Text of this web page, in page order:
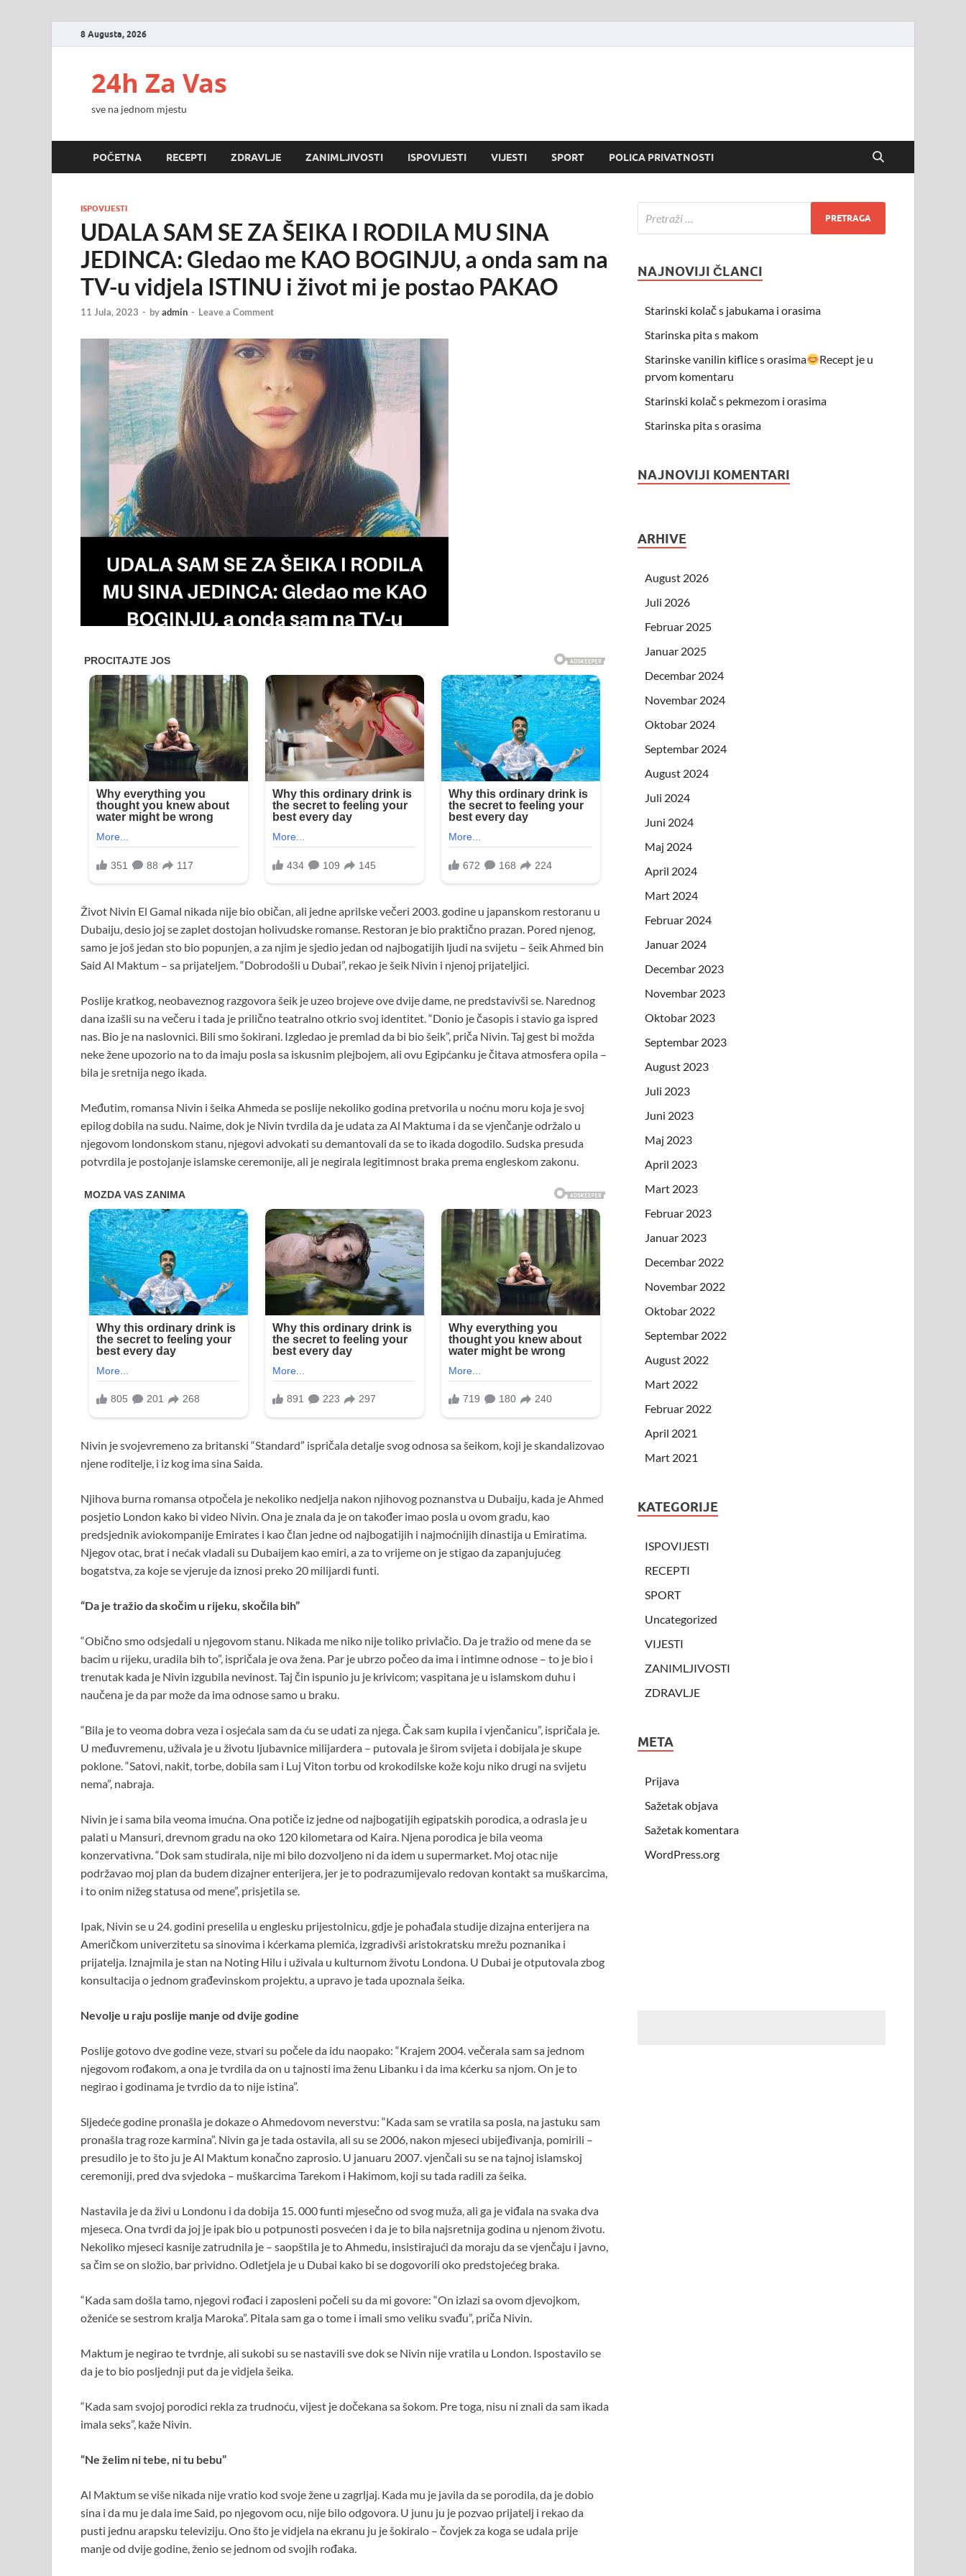
8 Augusta, 2026
24h Za Vas
sve na jednom mjestu
POČETNA RECEPTI ZDRAVLJE ZANIMLJIVOSTI ISPOVIJESTI VIJESTI SPORT POLICA PRIVATNOSTI
ISPOVIJESTI
UDALA SAM SE ZA ŠEIKA I RODILA MU SINA
JEDINCA: Gledao me KAO BOGINJU, a onda sam na
TV-u vidjela ISTINU i život mi je postao PAKAO
11 Jula, 2023 - byadmin - Leave a Comment
Život Nivin El Gamal nikada nije bio običan, ali jedne aprilske večeri 2003. godine u japanskom restoranu u
Dubaiju, desio joj se zaplet dostojan holivudske romanse. Restoran je bio praktično prazan. Pored njenog,
samo je još jedan sto bio popunjen, a za njim je sjedio jedan od najbogatijih ljudi na svijetu – šeik Ahmed bin
Said Al Maktum – sa prijateljem. “Dobrodošli u Dubai”, rekao je šeik Nivin i njenoj prijateljici.
Poslije kratkog, neobaveznog razgovora šeik je uzeo brojeve ove dvije dame, ne predstavivši se. Narednog
dana izašli su na večeru i tada je prilično teatralno otkrio svoj identitet. “Donio je časopis i stavio ga ispred
nas. Bio je na naslovnici. Bili smo šokirani. Izgledao je premlad da bi bio šeik”, priča Nivin. Taj gest bi možda
neke žene upozorio na to da imaju posla sa iskusnim plejbojem, ali ovu Egipćanku je čitava atmosfera opila –
bila je sretnija nego ikada.
Međutim, romansa Nivin i šeika Ahmeda se poslije nekoliko godina pretvorila u noćnu moru koja je svoj
epilog dobila na sudu. Naime, dok je Nivin tvrdila da je udata za Al Maktuma i da se vjenčanje održalo u
njegovom londonskom stanu, njegovi advokati su demantovali da se to ikada dogodilo. Sudska presuda
potvrdila je postojanje islamske ceremonije, ali je negirala legitimnost braka prema engleskom zakonu.
Nivin je svojevremeno za britanski “Standard” ispričala detalje svog odnosa sa šeikom, koji je skandalizovao
njene roditelje, i iz kog ima sina Saida.
Njihova burna romansa otpočela je nekoliko nedjelja nakon njihovog poznanstva u Dubaiju, kada je Ahmed
posjetio London kako bi video Nivin. Ona je znala da je on također imao posla u ovom gradu, kao
predsjednik aviokompanije Emirates i kao član jedne od najbogatijih i najmoćnijih dinastija u Emiratima.
Njegov otac, brat i nećak vladali su Dubaijem kao emiri, a za to vrijeme on je stigao da zapanjujućeg
bogatstva, za koje se vjeruje da iznosi preko 20 milijardi funti.
“Da je tražio da skočim u rijeku, skočila bih”
“Obično smo odsjedali u njegovom stanu. Nikada me niko nije toliko privlačio. Da je tražio od mene da se
bacim u rijeku, uradila bih to”, ispričala je ova žena. Par je ubrzo počeo da ima i intimne odnose – to je bio i
trenutak kada je Nivin izgubila nevinost. Taj čin ispunio ju je krivicom; vaspitana je u islamskom duhu i
naučena je da par može da ima odnose samo u braku.
“Bila je to veoma dobra veza i osjećala sam da ću se udati za njega. Čak sam kupila i vjenčanicu”, ispričala je.
U međuvremenu, uživala je u životu ljubavnice milijardera – putovala je širom svijeta i dobijala je skupe
poklone. “Satovi, nakit, torbe, dobila sam i Luj Viton torbu od krokodilske kože koju niko drugi na svijetu
nema”, nabraja.
Nivin je i sama bila veoma imućna. Ona potiče iz jedne od najbogatijih egipatskih porodica, a odrasla je u
palati u Mansuri, drevnom gradu na oko 120 kilometara od Kaira. Njena porodica je bila veoma
konzervativna. “Dok sam studirala, nije mi bilo dozvoljeno ni da idem u supermarket. Moj otac nije
podržavao moj plan da budem dizajner enterijera, jer je to podrazumijevalo redovan kontakt sa muškarcima,
i to onim nižeg statusa od mene”, prisjetila se.
Ipak, Nivin se u 24. godini preselila u englesku prijestolnicu, gdje je pohađala studije dizajna enterijera na
Američkom univerzitetu sa sinovima i kćerkama plemića, izgradivši aristokratsku mrežu poznanika i
prijatelja. Iznajmila je stan na Noting Hilu i uživala u kulturnom životu Londona. U Dubai je otputovala zbog
konsultacija o jednom građevinskom projektu, a upravo je tada upoznala šeika.
Nevolje u raju poslije manje od dvije godine
Poslije gotovo dve godine veze, stvari su počele da idu naopako: “Krajem 2004. večerala sam sa jednom
njegovom rođakom, a ona je tvrdila da on u tajnosti ima ženu Libanku i da ima kćerku sa njom. On je to
negirao i godinama je tvrdio da to nije istina”.
Sljedeće godine pronašla je dokaze o Ahmedovom neverstvu: “Kada sam se vratila sa posla, na jastuku sam
pronašla trag roze karmina”. Nivin ga je tada ostavila, ali su se 2006, nakon mjeseci ubijeđivanja, pomirili –
presudilo je to što ju je Al Maktum konačno zaprosio. U januaru 2007. vjenčali su se na tajnoj islamskoj
ceremoniji, pred dva svjedoka – muškarcima Tarekom i Hakimom, koji su tada radili za šeika.
Nastavila je da živi u Londonu i da dobija 15. 000 funti mjesečno od svog muža, ali ga je viđala na svaka dva
mjeseca. Ona tvrdi da joj je ipak bio u potpunosti posvećen i da je to bila najsretnija godina u njenom životu.
Nekoliko mjeseci kasnije zatrudnila je – saopštila je to Ahmedu, insistirajući da moraju da se vjenčaju i javno,
sa čim se on složio, bar prividno. Odletjela je u Dubai kako bi se dogovorili oko predstojećeg braka.
“Kada sam došla tamo, njegovi rođaci i zaposleni počeli su da mi govore: “On izlazi sa ovom djevojkom,
oženiće se sestrom kralja Maroka”. Pitala sam ga o tome i imali smo veliku svađu”, priča Nivin.
Maktum je negirao te tvrdnje, ali sukobi su se nastavili sve dok se Nivin nije vratila u London. Ispostavilo se
da je to bio posljednji put da je vidjela šeika.
“Kada sam svojoj porodici rekla za trudnoću, vijest je dočekana sa šokom. Pre toga, nisu ni znali da sam ikada
imala seks”, kaže Nivin.
“Ne želim ni tebe, ni tu bebu”
Al Maktum se više nikada nije vratio kod svoje žene u zagrljaj. Kada mu je javila da se porodila, da je dobio
sina i da mu je dala ime Said, po njegovom ocu, nije bilo odgovora. U junu ju je pozvao prijatelj i rekao da
pusti jednu arapsku televiziju. Ono što je vidjela na ekranu ju je šokiralo – čovjek za koga se udala prije
manje od dvije godine, ženio se jednom od svojih rođaka.
NAJNOVIJI ČLANCI
Starinski kolač s jabukama i orasima
Starinska pita s makom
Starinske vanilin kiflice s orasima
Recept je u
prvom komentaru
Starinski kolač s pekmezom i orasima
Starinska pita s orasima
NAJNOVIJI KOMENTARI
ARHIVE
August 2026
Juli 2026
Februar 2025
Januar 2025
Decembar 2024
Novembar 2024
Oktobar 2024
Septembar 2024
August 2024
Juli 2024
Juni 2024
Maj 2024
April 2024
Mart 2024
Februar 2024
Januar 2024
Decembar 2023
Novembar 2023
Oktobar 2023
Septembar 2023
August 2023
Juli 2023
Juni 2023
Maj 2023
April 2023
Mart 2023
Februar 2023
Januar 2023
Decembar 2022
Novembar 2022
Oktobar 2022
Septembar 2022
August 2022
Mart 2022
Februar 2022
April 2021
Mart 2021
KATEGORIJE
ISPOVIJESTI
RECEPTI
SPORT
Uncategorized
VIJESTI
ZANIMLJIVOSTI
ZDRAVLJE
META
Prijava
Sažetak objava
Sažetak komentara
WordPress.org